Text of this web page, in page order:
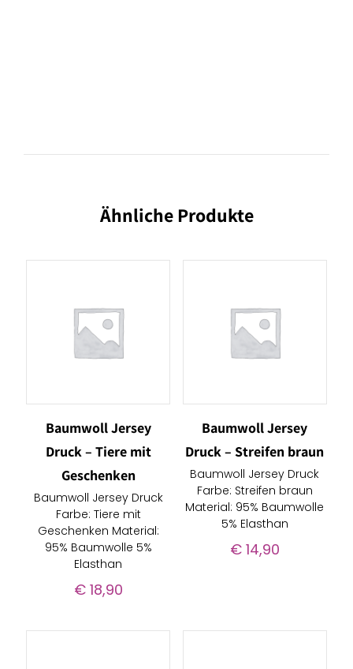
Ähnliche Produkte
Baumwoll Jersey
Druck – Tiere mit
Geschenken
Baumwoll Jersey Druck
Farbe: Tiere mit
Geschenken Material:
95% Baumwolle 5%
Elasthan
€18,90
Baumwoll Jersey
Druck – Streifen braun
Baumwoll Jersey Druck
Farbe: Streifen braun
Material: 95% Baumwolle
5% Elasthan
€14,90